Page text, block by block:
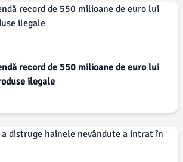
record de 550 milioane de euro lui
ilegale